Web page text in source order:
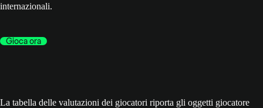
internazionali.
Gioca ora
La tabella delle valutazioni dei giocatori riporta gli oggetti giocatore